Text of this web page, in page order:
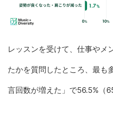
レッスンを受けて、仕事やメ
たかを質問したところ、最も
言回数が増えた」で56.5%（